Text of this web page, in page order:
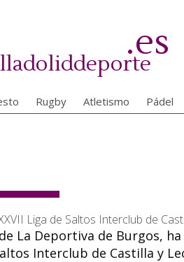
.es
Rugby Atletismo Pádel
Liga de Saltos Interclub de
La Deportiva de Burgos,
Interclub de Castilla y